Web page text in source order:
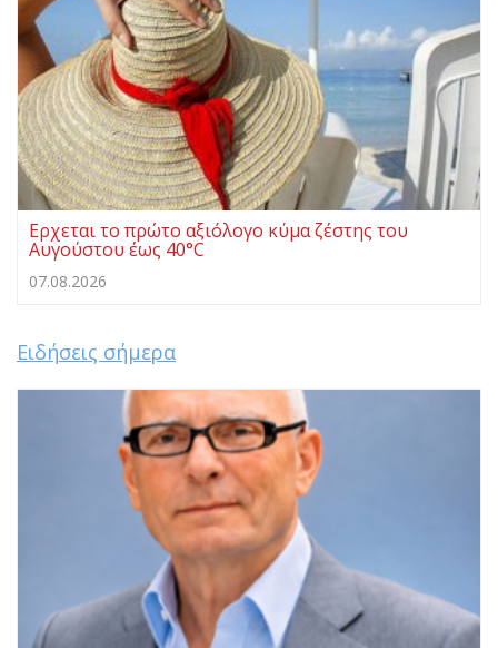
Ερχεται το πρώτο αξιόλογο κύμα ζέστης του
Αυγούστου έως 40°C
07.08.2026
Ειδήσεις σήμερα